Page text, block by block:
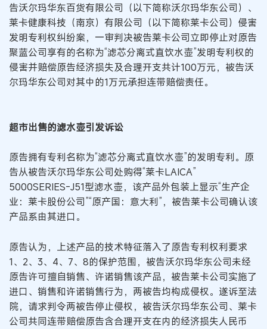
告沃尔玛华东百货有限公司（以下简称沃尔玛华东公司）、
莱卡健康科技（南京）有限公司（以下简称莱卡公司）侵害
发明专利权纠纷案，一审判决被告莱卡公司立即停止对原告
聚蓝公司享有的名称为“滤芯分离式直饮水壶”发明专利权的
侵害并赔偿原告经济损失及合理开支共计100万元，被告沃
尔玛华东公司对其中的1万元承担连带赔偿责任。
超市出售的滤水壶引发诉讼
原告拥有专利名称为“滤芯分离式直饮水壶”的发明专利。原
告从被告沃尔玛华东公司处购得“莱卡LAICA”
5000SERIES-J51型滤水壶，该产品外包装上显示“生产企
业：莱卡股份公司”“原产国：意大利”，被告莱卡公司确认该
产品系由其进口。
原告认为，上述产品的技术特征落入了原告专利权利要求
1、2、3、4、7、8的保护范围，被告沃尔玛华东公司未经
原告许可擅自销售、许诺销售该产品，被告莱卡公司实施了
进口、销售和许诺销售行为，两被告均构成侵权。遂诉至法
院，请求判令两被告停止侵权，被告沃尔玛华东公司、莱卡
公司共同连带赔偿原告含合理开支在内的经济损失人民币